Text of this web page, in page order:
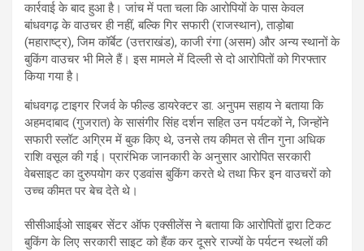
कार्रवाई के बाद हुआ है। जांच में पता चला कि आरोपियों के पास केवल
बांधवगढ़ के वाउचर ही नहीं, बल्कि गिर सफारी (राजस्थान), ताड़ोबा
(महाराष्ट्र), जिम कॉर्बेट (उत्तराखंड), काजी रंगा (असम) और अन्य स्थानों के
बुकिंग वाउचर भी मिले हैं। इस मामले में दिल्ली से दो आरोपितों को गिरफ्तार
किया गया है।
बांधवगढ़ टाइगर रिजर्व के फील्ड डायरेक्टर डा. अनुपम सहाय ने बताया कि
अहमदाबाद (गुजरात) के सासंगीर सिंह दर्शन सहित उन पर्यटकों ने, जिन्होंने
सफारी स्लॉट अग्रिम में बुक किए थे, उनसे तय कीमत से तीन गुना अधिक
राशि वसूल की गई। प्रारंभिक जानकारी के अनुसार आरोपित सरकारी
वेबसाइट का दुरुपयोग कर एडवांस बुकिंग करते थे तथा फिर इन वाउचरों को
उच्च कीमत पर बेच देते थे।
सीसीआईओ साइबर सेंटर ऑफ एक्सीलेंस ने बताया कि आरोपितों द्वारा टिकट
बुकिंग के लिए सरकारी साइट को हैंक कर दूसरे राज्यों के पर्यटन स्थलों की